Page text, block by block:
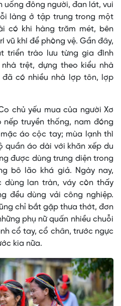
uống đông người, đan lát, vui
làng ở tập trung trong một
có khi hàng trăm mét, bên
vũ khí để phòng vệ. Gần đây,
triển trào lưu từng gia đình
trệt, dựng theo kiểu nhà
có nhiều nhà lợp tôn, lợp
chủ yếu mua của người Xơ
truyền thống, nam đóng
áo cộc tay; mùa lạnh thì
quần áo dài với khăn xếp du
được dùng trưng diện trong
bô lão khá giả. Ngày nay,
dùng lan tràn, váy còn thấy
đều dùng vải công nghiệp.
chỉ bắt gặp thưa thớt, đơn
phụ nữ quấn nhiều chuỗi
cổ tay, cổ chân, trước ngực
kia nữa.